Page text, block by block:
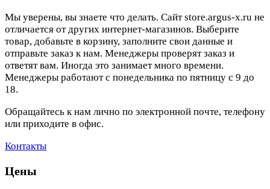
Мы уверены, вы знаете что делать. Сайт store.argus-x.ru не
отличается от других интернет-магазинов. Выберите
товар, добавьте в корзину, заполните свои данные и
отправьте заказ к нам. Менеджеры проверят заказ и
ответят вам. Иногда это занимает много времени.
Менеджеры работают с понедельника по пятницу с 9 до
18.
Обращайтесь к нам лично по электронной почте, телефону
или приходите в офис.
Контакты
Цены